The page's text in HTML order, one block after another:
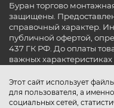
Этот сайт использует
для пользователя, а
социальных сетей,
Буран торгово
защищены.
справочный характер.
публичной офертой,
437 ГК РФ. До оплаты
важных характеристиках